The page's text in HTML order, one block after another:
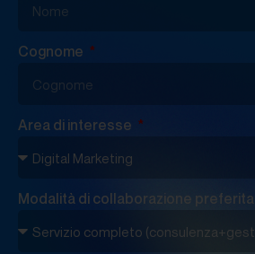
Cognome
Area di interesse
Modalità di collaborazione preferita